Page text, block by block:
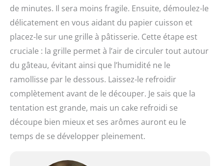
de minutes. Il sera moins fragile. Ensuite, démoulez-le
délicatement en vous aidant du papier cuisson et
placez-le sur une grille à pâtisserie. Cette étape est
cruciale : la grille permet à l’air de circuler tout autour
du gâteau, évitant ainsi que l’humidité ne le
ramollisse par le dessous. Laissez-le refroidir
complètement avant de le découper. Je sais que la
tentation est grande, mais un cake refroidi se
découpe bien mieux et ses arômes auront eu le
temps de se développer pleinement.